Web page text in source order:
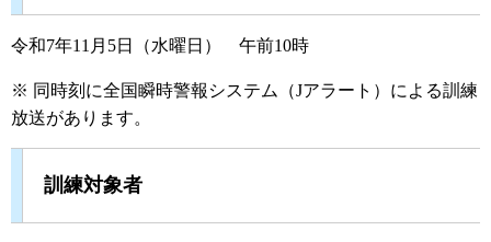
令和7年11月5日（水曜日） 午前10時
※ 同時刻に全国瞬時警報システム（Jアラート）による訓練
放送があります。
訓練対象者